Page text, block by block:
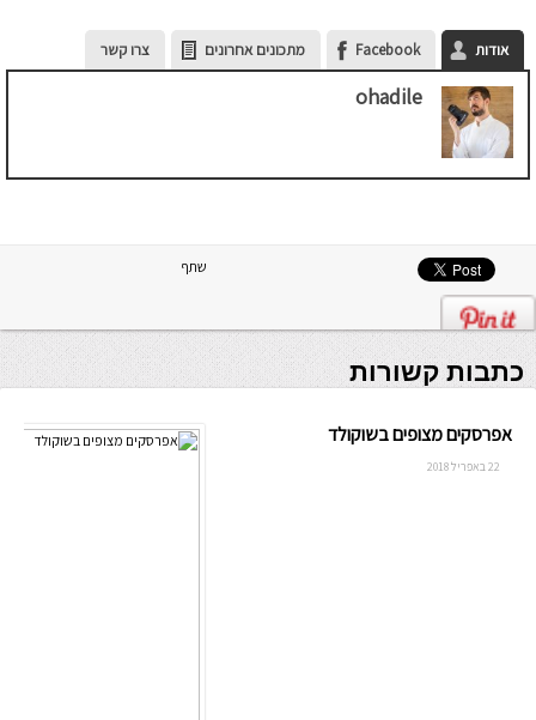
אודות Facebook מתכונים אחרונים צרו קשר
ohadile
שתף
כתבות קשורות
אפרסקים מצופים בשוקולד
22 באפריל 2018